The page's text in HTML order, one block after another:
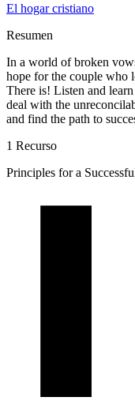
El hogar cristiano
Resumen
In a world of broken
hope for the couple who
There is! Listen and
deal with the
and find the path to
1 Recurso
Principles for a